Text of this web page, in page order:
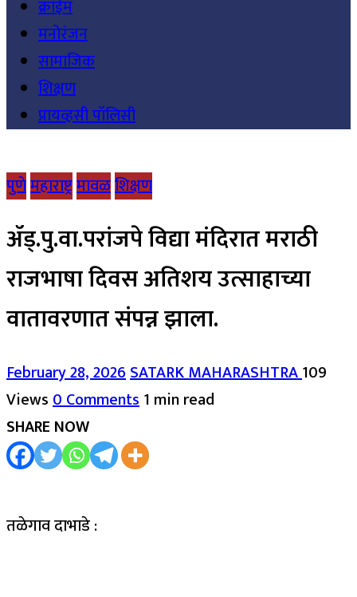
क्राईम
मनोरंजन
सामाजिक
शिक्षण
प्रायव्हसी पॉलिसी
पुणेमहाराष्ट्रमावळशिक्षण
ॲड्.पु.वा.परांजपे विद्या मंदिरात मराठी
राजभाषा दिवस अतिशय उत्साहाच्या
वातावरणात संपन्न झाला.
February 28, 2026SATARK MAHARASHTRA109
Views0 Comments1 min read
SHARE NOW
तळेगाव दाभाडे :